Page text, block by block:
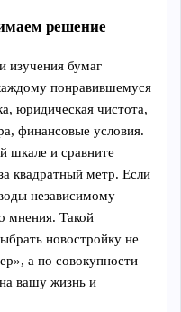
решение
изучения бумаг
понравившемуся
юридическая чистота,
финансовые условия.
шкале и сравните
квадратный метр. Если
независимому
мнения. Такой
новостройку не
а по совокупности
вашу жизнь и